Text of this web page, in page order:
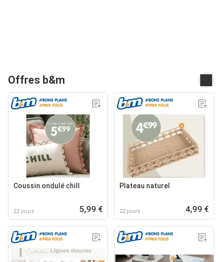
Offres b&m
Coussin ondulé chill
22 jours 5,99 €
Plateau naturel
22 jours 4,99 €